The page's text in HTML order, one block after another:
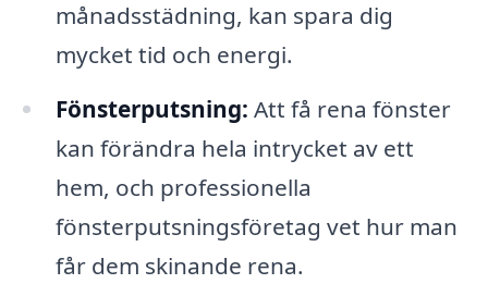
månadsstädning, kan spara dig
mycket tid och energi.
Fönsterputsning: Att få rena fönster
kan förändra hela intrycket av ett
hem, och professionella
fönsterputsningsföretag vet hur man
får dem skinande rena.